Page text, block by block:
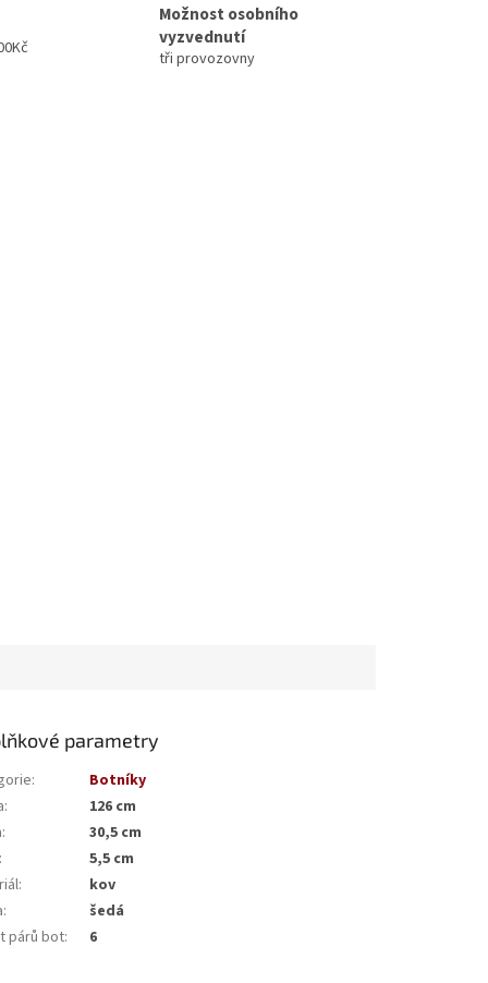
Možnost osobního
vyzvednutí
tři provozovny
parametry
:
Botníky
:
126 cm
:
30,5 cm
:
5,5 cm
:
kov
:
šedá
párů bot: 6